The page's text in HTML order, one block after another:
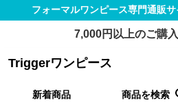
フォーマルワンピース専門通販サ
7,000円以上のご購
Triggerワンピース
新着商品 商品を検索